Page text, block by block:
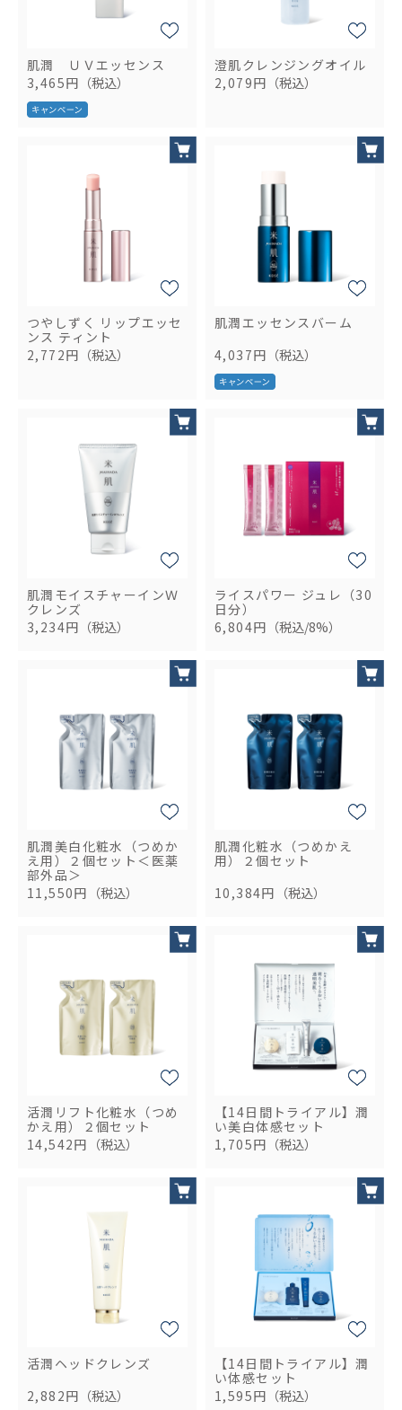
肌潤 ＵＶエッセンス
3,465円 （税込）
澄肌クレンジングオイル
2,079円 （税込）
つやしずく リップエッセ
ンス ティント
2,772円 （税込）
肌潤エッセンスバーム
4,037円 （税込）
肌潤モイスチャーインＷ
クレンズ
3,234円 （税込）
ライスパワー ジュレ（30
日分）
6,804円 （税込/8%）
肌潤美白化粧水（つめか
え用）２個セット＜医薬
部外品＞
11,550円 （税込）
肌潤化粧水（つめかえ
用）２個セット
10,384円 （税込）
活潤リフト化粧水（つめ
かえ用）２個セット
14,542円 （税込）
【14日間トライアル】潤
い美白体感セット
1,705円 （税込）
活潤ヘッドクレンズ
2,882円 （税込）
【14日間トライアル】潤
い体感セット
1,595円 （税込）